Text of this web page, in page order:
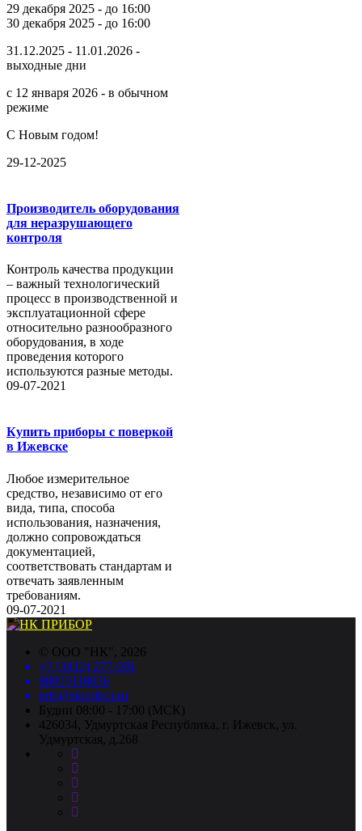
29 декабря 2025 - до 16:00
30 декабря 2025 - до 16:00
31.12.2025 - 11.01.2026 -
выходные дни
с 12 января 2026 - в обычном
режиме
С Новым годом!
29-12-2025
Производитель оборудования
для неразрушающего
контроля
Контроль качества продукции
– важный технологический
процесс в производственной и
эксплуатационной сфере
относительно разнообразного
оборудования, в ходе
проведения которого
используются разные методы.
09-07-2021
Купить приборы с поверкой
в Ижевске
Любое измерительное
средство, независимо от его
вида, типа, способа
использования, назначения,
должно сопровождаться
документацией,
соответствовать стандартам и
отвечать заявленным
требованиям.
09-07-2021
© ООО "НК", 2026
+7 (3412) 277-001
88005118036
info@nkpribor.ru
Будни 08:00 - 17:00 (МСК)
426034, Удмуртская Республика, г. Ижевск, ул.
Удмуртская, д.268